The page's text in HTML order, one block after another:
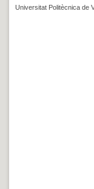
Universitat Politècnica de